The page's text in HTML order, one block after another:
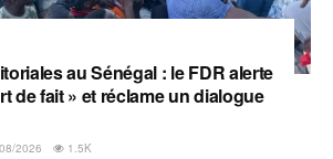
au Sénégal : le FDR alerte
de fait » et réclame un dialogue
2026 1.5K